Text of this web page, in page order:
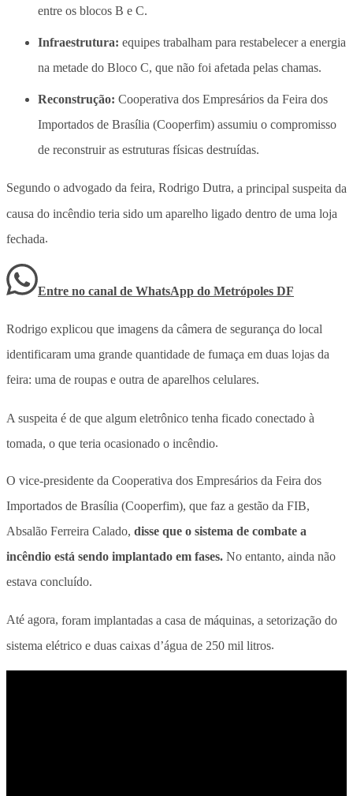
entre os blocos B e C.
Infraestrutura: equipes trabalham para restabelecer a energia
na metade do Bloco C, que não foi afetada pelas chamas.
Reconstrução: Cooperativa dos Empresários da Feira dos
Importados de Brasília (Cooperfim) assumiu o compromisso
de reconstruir as estruturas físicas destruídas.
Segundo o advogado da feira, Rodrigo Dutra, a principal suspeita da
causa do incêndio teria sido um aparelho ligado dentro de uma loja
fechada.
Entre no canal de WhatsApp do Metrópoles DF
Rodrigo explicou que imagens da câmera de segurança do local
identificaram uma grande quantidade de fumaça em duas lojas da
feira: uma de roupas e outra de aparelhos celulares.
A suspeita é de que algum eletrônico tenha ficado conectado à
tomada, o que teria ocasionado o incêndio.
O vice-presidente da Cooperativa dos Empresários da Feira dos
Importados de Brasília (Cooperfim), que faz a gestão da FIB,
Absalão Ferreira Calado, disse que o sistema de combate a
incêndio está sendo implantado em fases. No entanto, ainda não
estava concluído.
Até agora, foram implantadas a casa de máquinas, a setorização do
sistema elétrico e duas caixas d’água de 250 mil litros.